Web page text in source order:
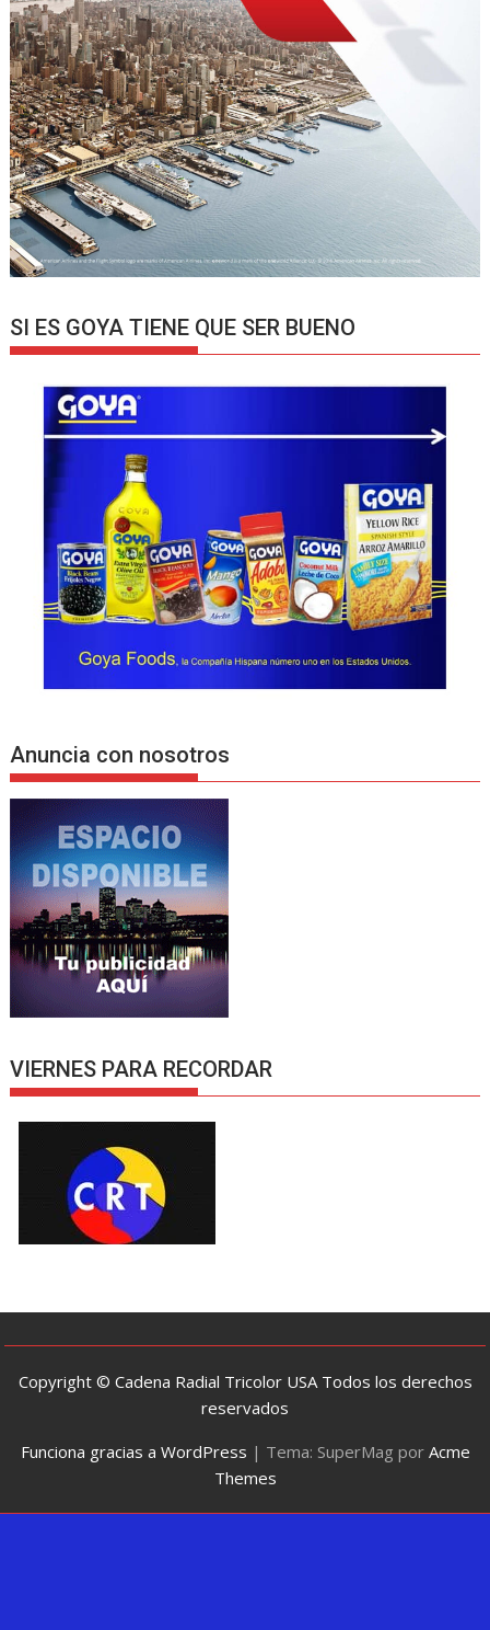
SI ES GOYA TIENE QUE SER BUENO
Anuncia con nosotros
VIERNES PARA RECORDAR
Copyright © Cadena Radial Tricolor USA Todos los derechos
reservados
Funciona gracias a WordPress | Tema: SuperMag por Acme
Themes